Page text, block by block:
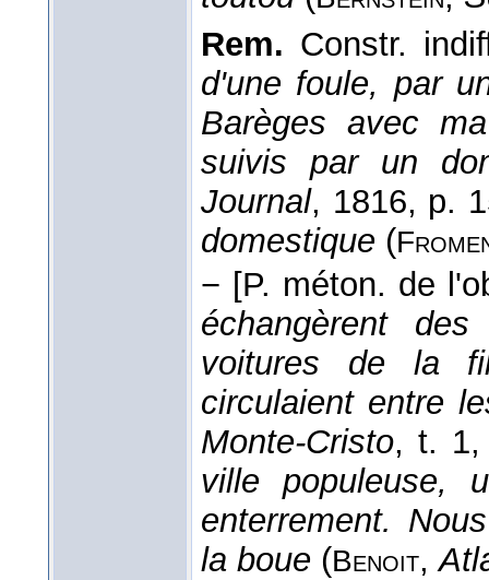
Rem. Constr.
d'une foule, par
Barèges avec
suivis par un
Journal, 1816, p.
domestique (
− [P. méton. de
échangèrent
voitures de la
circulaient entre
Monte-Cristo, t. 1,
ville populeuse,
enterrement.
la boue (Benoit,